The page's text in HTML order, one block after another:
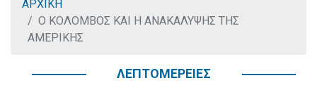
ΑΡΧΙΚΗ
Ο ΚΟΛΟΜΒΟΣ ΚΑΙ Η ΑΝΑΚΑΛΥΨΗΣ ΤΗΣ
ΑΜΕΡΙΚΗΣ
ΛΕΠΤΟΜΕΡΕΙΕΣ